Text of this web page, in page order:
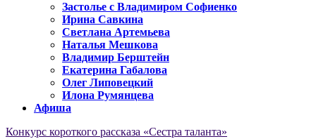
Застолье с Владимиром Софиенко
Ирина Савкина
Светлана Артемьева
Наталья Мешкова
Владимир Берштейн
Екатерина Габалова
Олег Липовецкий
Илона Румянцева
Афиша
Конкурс короткого рассказа «Сестра таланта»